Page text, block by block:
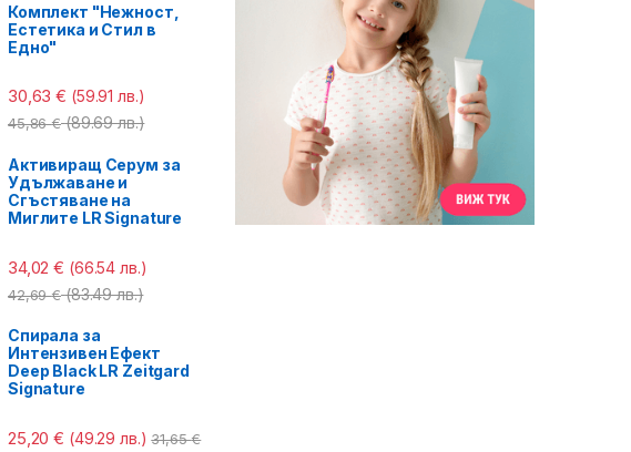
Комплект "Нежност,
Естетика и Стил в
Едно"
30,63€ (59.91 лв.)
45,86€ (89.69 лв.)
Активиращ Серум за
Удължаване и
Сгъстяване на
Миглите LR Signature
34,02€ (66.54 лв.)
42,69€ (83.49 лв.)
Спирала за
Интензивен Ефект
Deep Black LR Zeitgard
Signature
25,20€ (49.29 лв.) 31,65€